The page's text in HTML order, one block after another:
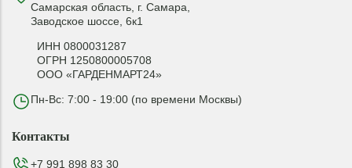
Самарская область, г. Самара,
Заводское шоссе, 6к1
ИНН 0800031287
ОГРН 1250800005708
ООО «ГАРДЕНМАРТ24»
Пн-Вс: 7:00 - 19:00 (по времени Москвы)
Контакты
+7 991 898 83 30